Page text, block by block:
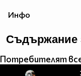
Инфо
Съдържание
Потребителят